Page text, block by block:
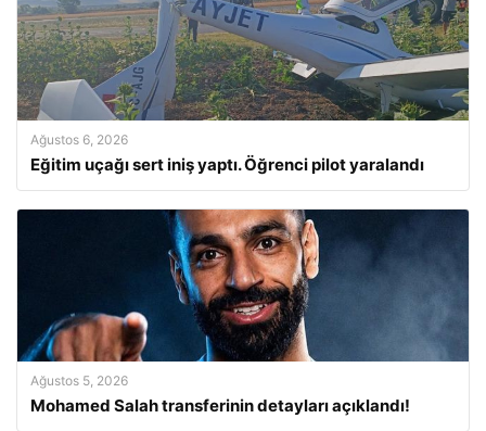
Ağustos 6, 2026
Eğitim uçağı sert iniş yaptı. Öğrenci pilot yaralandı
Ağustos 5, 2026
Mohamed Salah transferinin detayları açıklandı!